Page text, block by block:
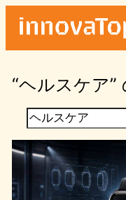
を
キ
“ヘルスケア”